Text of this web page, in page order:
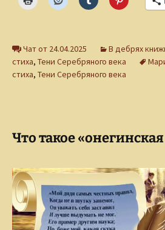
Чат от 24.04.2025 В дебрях
стиха, Тени Серебряного века
стиха, Тени Серебряного века
Что такое